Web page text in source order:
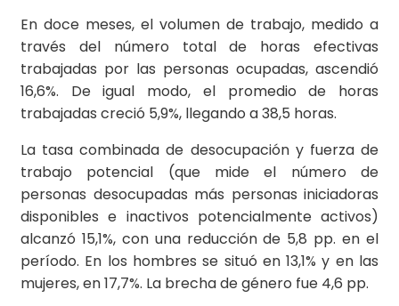
En doce meses, el volumen de trabajo, medido a
través del número total de horas efectivas
trabajadas por las personas ocupadas, ascendió
16,6%. De igual modo, el promedio de horas
trabajadas creció 5,9%, llegando a 38,5 horas.
La tasa combinada de desocupación y fuerza de
trabajo potencial (que mide el número de
personas desocupadas más personas iniciadoras
disponibles e inactivos potencialmente activos)
alcanzó 15,1%, con una reducción de 5,8 pp. en el
período. En los hombres se situó en 13,1% y en las
mujeres, en 17,7%. La brecha de género fue 4,6 pp.